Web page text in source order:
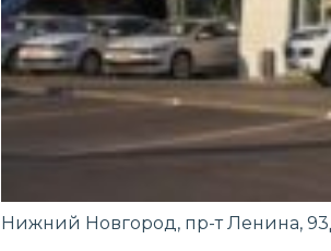
Нижний Новгород, пр-т Ленина,